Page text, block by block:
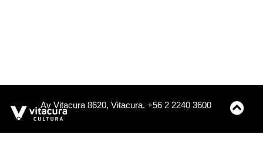
Av Vitacura 8620, Vitacura. +56 2 2240 3600